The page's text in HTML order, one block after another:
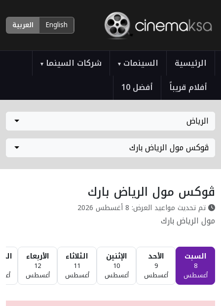
English العربية
الرئيسية السينمات ▾ شركات السينما ▾
أفلام قريباً أفضل 10
الرياض
ڤوكس مول الرياض بارك
ڤوكس مول الرياض بارك
تم تحديث مواعيد العرض: 8 أغسطس 2026
مول الرياض بارك
السبت
8
أغسطس
الأحد
9
أغسطس
الإثنين
10
أغسطس
الثلاثاء
11
أغسطس
الأربعاء
12
أغسطس